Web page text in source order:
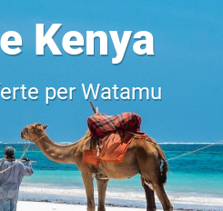
Kenya
per Watamu